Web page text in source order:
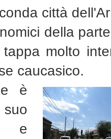
città
della
molto
caucasico.
è
e